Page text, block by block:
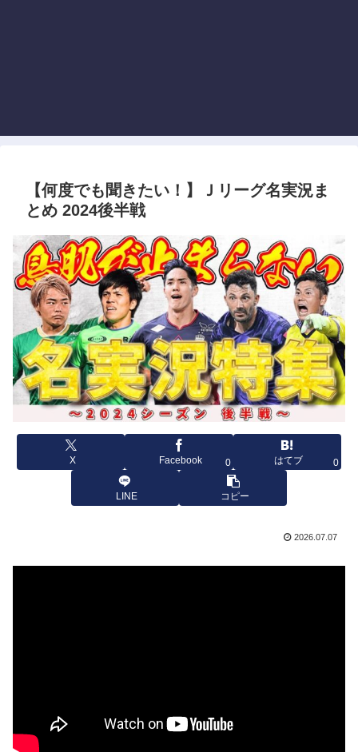
【何度でも聞きたい！】Ｊリーグ名実況ま
とめ 2024後半戦
X Facebook 0 はてブ 0
LINE コピー
2026.07.07